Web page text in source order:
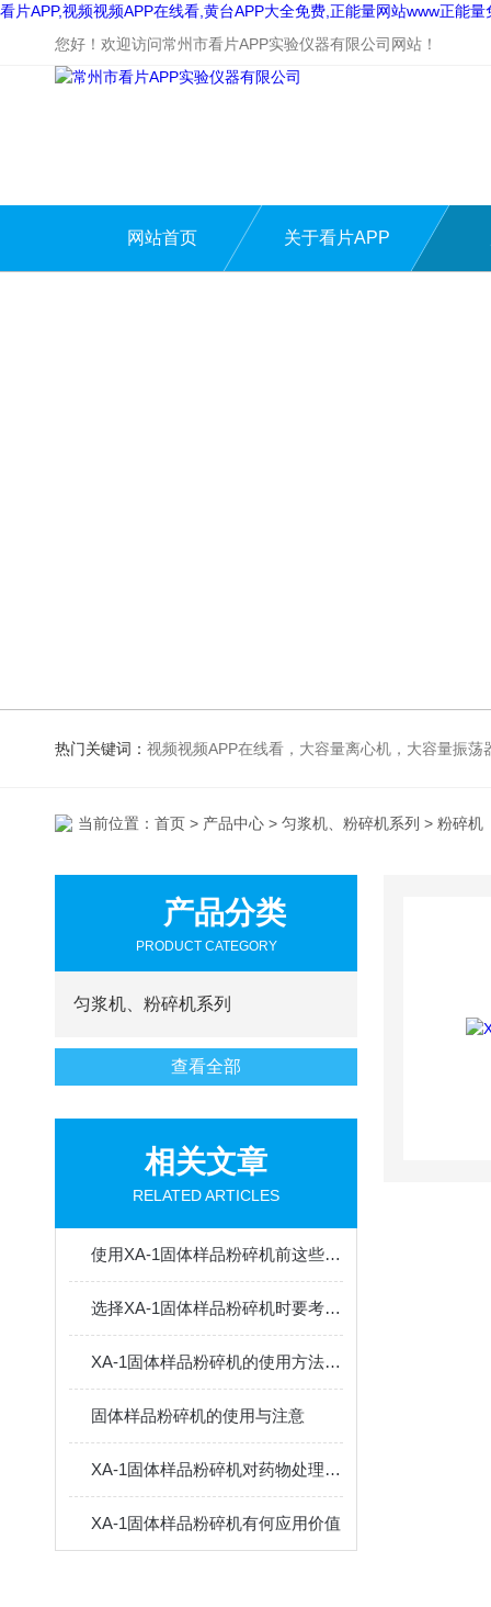
看片APP,视频视频APP在线看,黄台APP大全免费,正能量网站www正能量
您好！欢迎访问常州市看片APP实验仪器有限公司网站！
网站首页 关于看片APP
热门关键词： 视频视频APP在线看，大容量离心机，大容量振荡器，高速冷冻离心机，生化、光照、振荡培养箱，磁力搅拌器
当前位置： 首页 > 产品中心 > 匀浆机、粉碎机系列 > 粉碎机
产品分类
PRODUCT CATEGORY
匀浆机、粉碎机系列
查看全部
相关文章
RELATED ARTICLES
使用XA-1固体样品粉碎机前这些调试工作不能少
选择XA-1固体样品粉碎机时要考虑固体的硬度
XA-1固体样品粉碎机的使用方法及使用注意事项
固体样品粉碎机的使用与注意
XA-1固体样品粉碎机对药物处理时的粉碎
XA-1固体样品粉碎机有何应用价值